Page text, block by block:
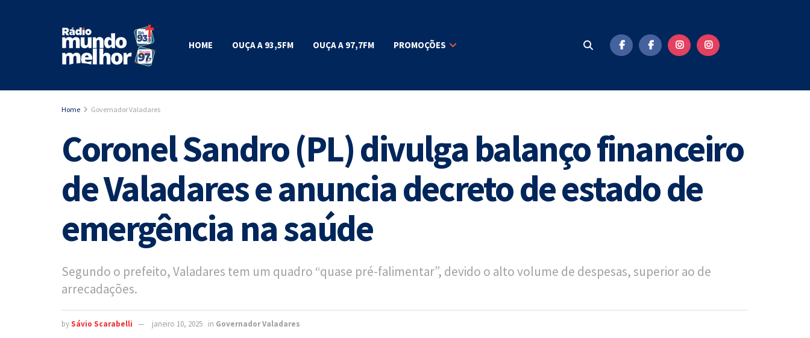
HOME OUÇA A 93,5FM OUÇA A 97,7FM PROMOÇÕES
Home Governador Valadares
Coronel Sandro (PL) divulga balanço financeiro
de Valadares e anuncia decreto de estado de
emergência na saúde
Segundo o prefeito, Valadares tem um quadro “quase pré-falimentar”, devido o alto volume de despesas, superior ao de
arrecadações.
bySávio Scarabelli janeiro 10, 2025 in Governador Valadares